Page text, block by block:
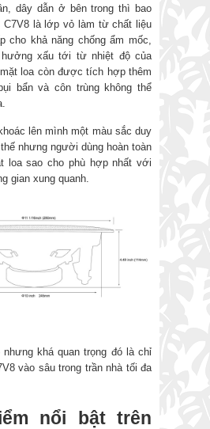
dây dẫn ở bên trong thì bao
C7V8 là lớp vỏ làm từ chất liệu
cho khả năng chống ẩm mốc,
hưởng xấu tới từ nhiệt độ của
loa còn được tích hợp thêm
bẩn và côn trùng không thể
lên mình một màu sắc duy
nhưng người dùng hoàn toàn
loa sao cho phù hợp nhất với
gian xung quanh.
khá quan trọng đó là chỉ
vào sâu trong trần nhà tối đa
nổi bật trên